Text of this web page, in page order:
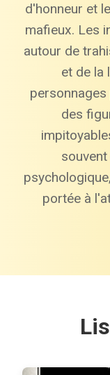
d'honneur et
mafieux. Les
autour de
et de la
des
portée à